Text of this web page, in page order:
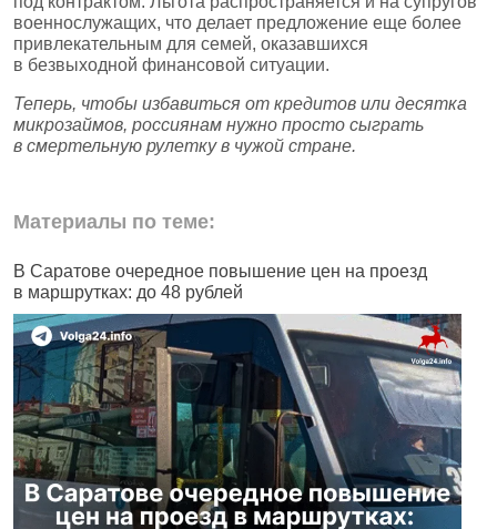
военнослужащих, что делает предложение еще более
привлекательным для семей, оказавшихся
в безвыходной финансовой ситуации.
Теперь, чтобы избавиться от кредитов или десятка
микрозаймов, россиянам нужно просто сыграть
в смертельную рулетку в чужой стране.
Материалы по теме:
В Саратове очередное повышение цен на проезд
в маршрутках: до 48 рублей